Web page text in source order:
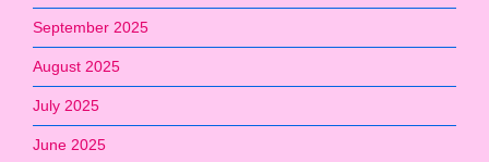
September 2025
August 2025
July 2025
June 2025